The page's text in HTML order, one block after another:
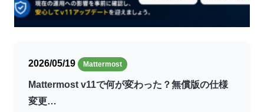
2026/05/19 Mattermost
Mattermost v11で何が変わった？無償版の仕様
変更…